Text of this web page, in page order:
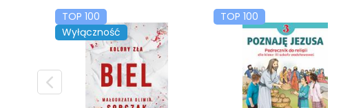
TOP 100
Wyłączność
TOP 100